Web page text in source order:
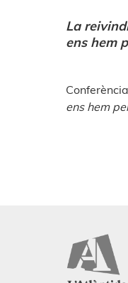
La
ens hem
Conferència
ens hem